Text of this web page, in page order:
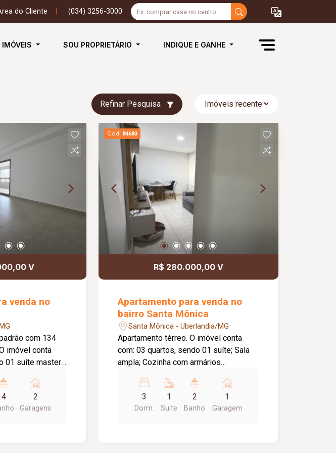
do Cliente (034) 3256-3000
IMÓVEIS SOU PROPRIETÁRIO INDIQUE E GANHE
Refinar Pesquisa
V
venda no
com 134
01 suíte master
gourmet
ampla e
com
4 2
Garagens
Cód. 84683
R$ 280.000,00 V
Apartamento para venda no
bairro Santa Mônica
Santa Mônica - Uberlandia/MG
Apartamento térreo. O imóvel conta
com: 03 quartos, sendo 01 suíte; Sala
ampla; Cozinha com armários
planejados; 01 quarto com armário; 01
vaga de garagem; Diferenciais:
Apartamento térreo; Excelente
3
Dorm.
1
Suite
2
Banho
1
Garagem